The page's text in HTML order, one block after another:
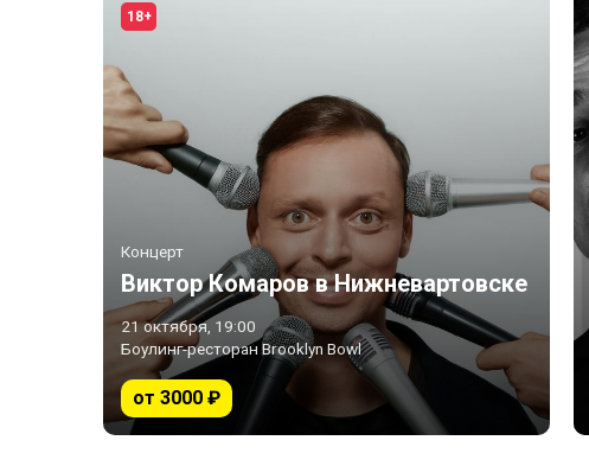
18+
Концерт
Виктор Комаров в Нижневартовске
21 октября, 19:00
Боулинг-ресторан Brooklyn Bowl
от 3000 ₽